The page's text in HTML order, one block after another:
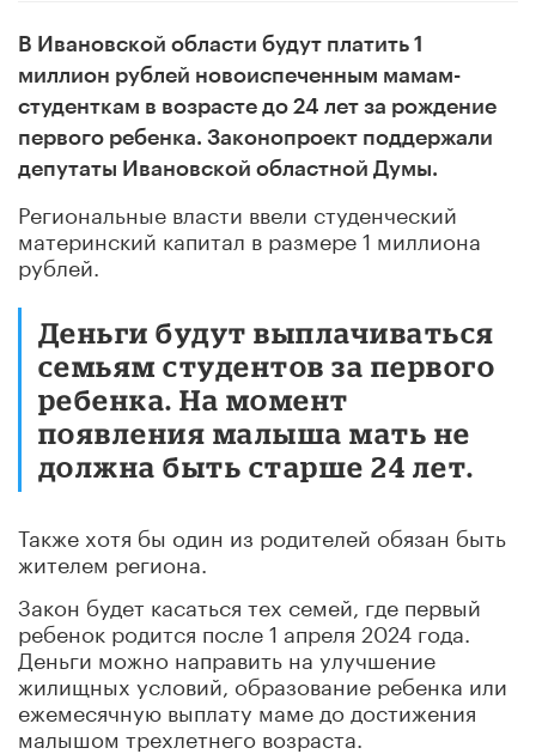
В Ивановской области будут платить 1
миллион рублей новоиспеченным мамам-
студенткам в возрасте до 24 лет за рождение
первого ребенка. Законопроект поддержали
депутаты Ивановской областной Думы.
Региональные власти ввели студенческий
материнский капитал в размере 1 миллиона
рублей.
Деньги будут выплачиваться
семьям студентов за первого
ребенка. На момент
появления малыша мать не
должна быть старше 24 лет.
Также хотя бы один из родителей обязан быть
жителем региона.
Закон будет касаться тех семей, где первый
ребенок родится после 1 апреля 2024 года.
Деньги можно направить на улучшение
жилищных условий, образование ребенка или
ежемесячную выплату маме до достижения
малышом трехлетнего возраста.